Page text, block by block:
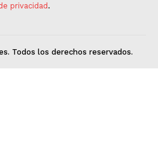
privacidad.
Todos los derechos reservados.